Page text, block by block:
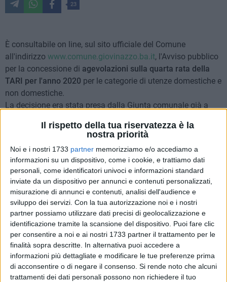
Il rispetto della tua riservatezza è la
nostra priorità
Noi e i nostri 1733 partner memorizziamo e/o accediamo a
informazioni su un dispositivo, come i cookie, e trattiamo dati
personali, come identificatori univoci e informazioni standard
inviate da un dispositivo per annunci e contenuti personalizzati,
misurazione di annunci e contenuti, analisi dell'audience e
sviluppo dei servizi. Con la tua autorizzazione noi e i nostri
partner possiamo utilizzare dati precisi di geolocalizzazione e
identificazione tramite la scansione del dispositivo. Puoi fare clic
per consentire a noi e ai nostri 1733 partner il trattamento per le
finalità sopra descritte. In alternativa puoi accedere a
informazioni più dettagliate e modificare le tue preferenze prima
di acconsentire o di negare il consenso. Si rende noto che alcuni
trattamenti dei dati personali possono non richiedere il tuo
23
È consultabile on line, sul sito ufficiale del Comune
all'indirizzo www.comune.giovinazzo.ba.it, l'Avviso pubblico
per la concessione di agevolazioni sulla quarta rata della
TARI per l'anno 2020 per le categorie di utenze domestiche e
non domestiche.
La decisione era stata presa dalla Giunta comunale già a
complessivo di € 50.000,00, a valere sulle risorse comunali
del Bilancio di previsione finanziario 2020-2022, esercizio
finanziario 2020, ha il fine di attenuare le conseguenze
negative di tipo occupazionale ed economico che hanno
investito l'intero tessuto sociale a causa dell'emergenza
epidemiologica da Covid-19.
L'agevolazione TARI consisterà nell'esenzione da riconoscere
al contribuente, in possesso dei requisiti stabiliti nell'avviso,
nel limite massimo dell'importo da corrispondere con la
quarta rata a conguaglio de 2020.
«Si tratta di una agevolazione prevista in sede di
approvazione bilancio dove avevamo inteso utilizzare tutte